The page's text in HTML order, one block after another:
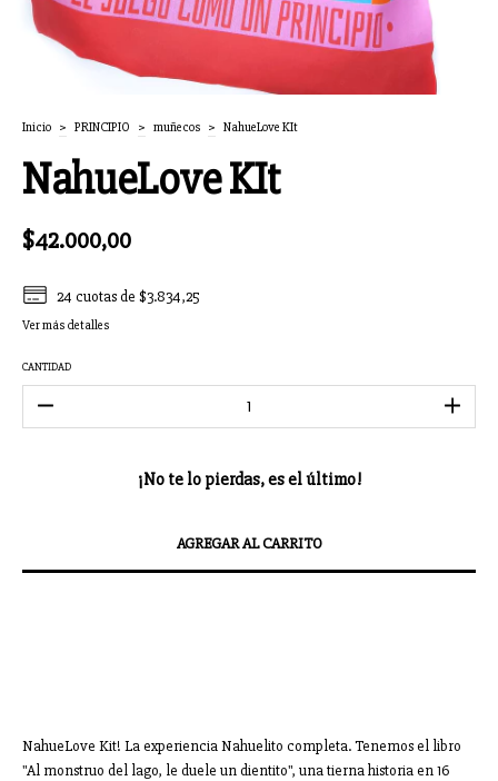
Inicio > PRINCIPIO > muñecos > NahueLove KIt
NahueLove KIt
$42.000,00
24 cuotas de$3.834,25
Ver más detalles
CANTIDAD
¡No te lo pierdas, es el último!
NahueLove Kit! La experiencia Nahuelito completa. Tenemos el libro
"Al monstruo del lago, le duele un dientito", una tierna historia en 16